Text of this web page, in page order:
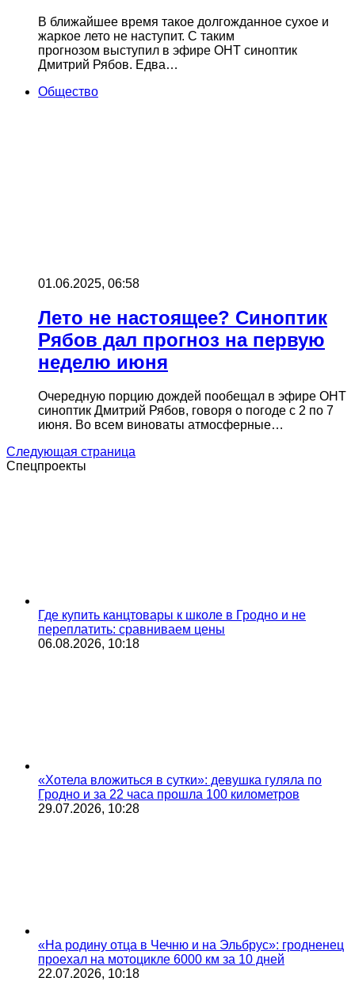
В ближайшее время такое долгожданное сухое и
жаркое лето не наступит. С таким
прогнозом выступил в эфире ОНТ синоптик
Дмитрий Рябов. Едва…
Общество
01.06.2025, 06:58
Лето не настоящее? Синоптик
Рябов дал прогноз на первую
неделю июня
Очередную порцию дождей пообещал в эфире ОНТ
синоптик Дмитрий Рябов, говоря о погоде с 2 по 7
июня. Во всем виноваты атмосферные…
Следующая страница
Спецпроекты
Где купить канцтовары к школе в Гродно и не
переплатить: сравниваем цены
06.08.2026, 10:18
«Хотела вложиться в сутки»: девушка гуляла по
Гродно и за 22 часа прошла 100 километров
29.07.2026, 10:28
«На родину отца в Чечню и на Эльбрус»: гродненец
проехал на мотоцикле 6000 км за 10 дней
22.07.2026, 10:18